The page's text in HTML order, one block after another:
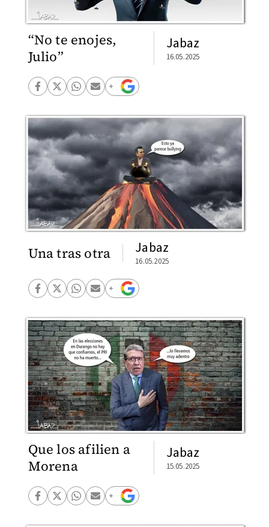
“No te enojes,
Julio”
Jabaz
16.05.2025
Una tras otra Jabaz
16.05.2025
Que los afilien a
Morena
Jabaz
15.05.2025